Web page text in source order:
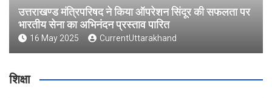
उत्तराखण्ड मंत्रिपरिषद ने किया ऑपरेशन सिंदूर की सफलता पर
भारतीय सेना का अभिनंदन प्रस्ताव पारित
16 May 2025 CurrentUttarakhand
शिक्षा